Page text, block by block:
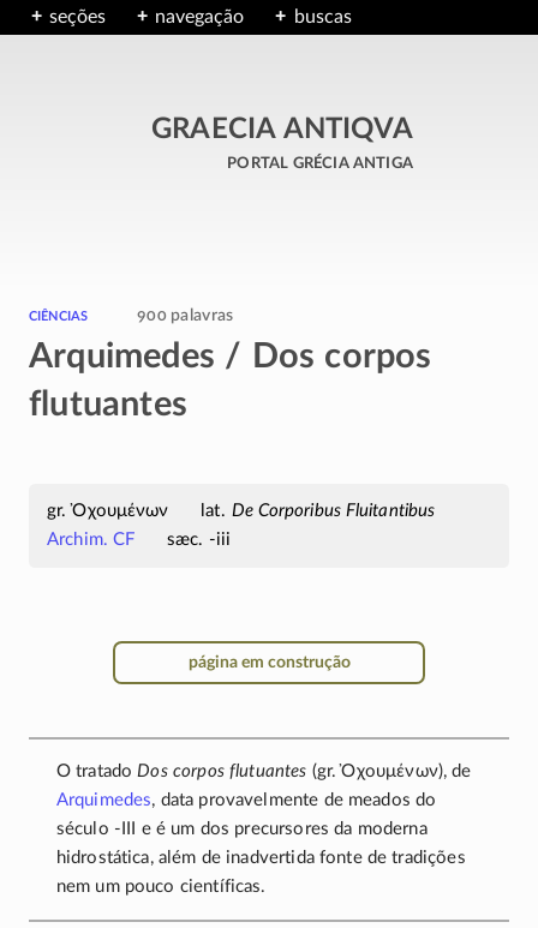
seções navegação buscas
GRAECIA ANTIQVA
portal grécia antiga
ciências 900 palavras
Arquimedes / Dos corpos
flutuantes
Ὀχουμένων
De Corporibus Fluitantibus
Archim. CF
sæc. -iii
página em construção
O tratado Dos corpos flutuantes (gr.Ὀχουμένων), de
Arquimedes, data provavelmente de meados do
século -III
e é um dos precursores da moderna
hidrostática, além de inadvertida fonte de tradições
nem um pouco científicas.